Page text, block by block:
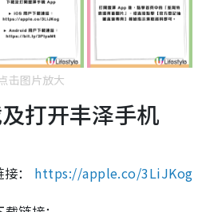
击图片放大
打开丰泽手机
： https://apple.co/3LiJKog